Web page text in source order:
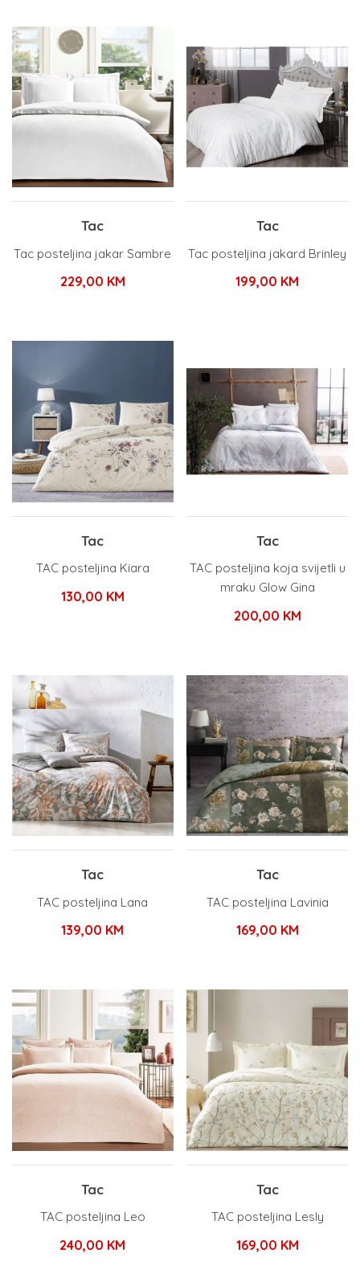
Tac
Tac posteljina jakar Sambre
229,00 KM
Tac
Tac posteljina jakard Brinley
199,00 KM
Tac
TAC posteljina Kiara
130,00 KM
Tac
TAC posteljina koja svijetli u
mraku Glow Gina
200,00 KM
Tac
TAC posteljina Lana
139,00 KM
Tac
TAC posteljina Lavinia
169,00 KM
Tac
TAC posteljina Leo
240,00 KM
Tac
TAC posteljina Lesly
169,00 KM